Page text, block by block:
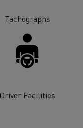
Tachographs
Driver Facilities